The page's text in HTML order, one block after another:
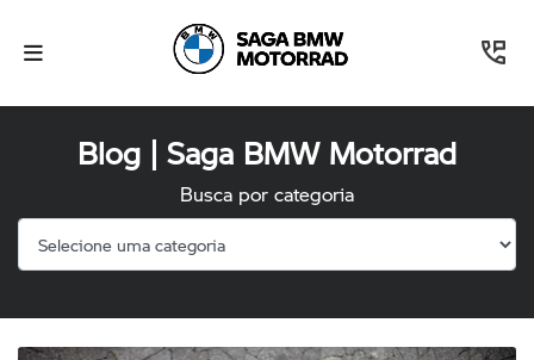
Blog | Saga BMW Motorrad
Busca por categoria